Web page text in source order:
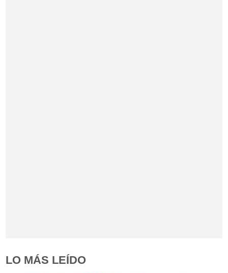
LO MÁS LEÍDO